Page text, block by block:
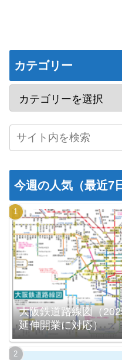
カテゴリー
今週の人気（最近7
大阪鉄道路線図（
延伸開業に対応）